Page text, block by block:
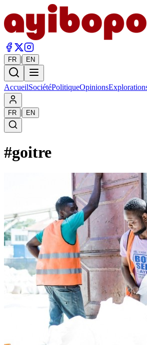
FR | EN
AccueilSociétéPolitiqueOpinions
FR | EN
#goitre